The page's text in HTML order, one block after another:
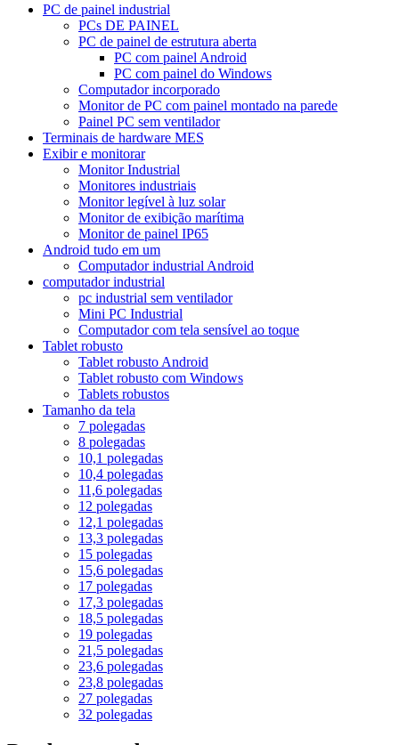
PC de painel industrial
PCs DE PAINEL
PC de painel de estrutura aberta
PC com painel Android
PC com painel do Windows
Computador incorporado
Monitor de PC com painel montado na parede
Painel PC sem ventilador
Terminais de hardware MES
Exibir e monitorar
Monitor Industrial
Monitores industriais
Monitor legível à luz solar
Monitor de exibição marítima
Monitor de painel IP65
Android tudo em um
Computador industrial Android
computador industrial
pc industrial sem ventilador
Mini PC Industrial
Computador com tela sensível ao toque
Tablet robusto
Tablet robusto Android
Tablet robusto com Windows
Tablets robustos
Tamanho da tela
7 polegadas
8 polegadas
10,1 polegadas
10,4 polegadas
11,6 polegadas
12 polegadas
12,1 polegadas
13,3 polegadas
15 polegadas
15,6 polegadas
17 polegadas
17,3 polegadas
18,5 polegadas
19 polegadas
21,5 polegadas
23,6 polegadas
23,8 polegadas
27 polegadas
32 polegadas